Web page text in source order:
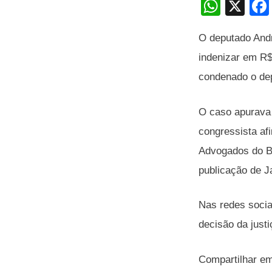
W
at
s
A
p
X
O deputado
indenizar em
condenado o
O caso
congressista
Advogados do
publicação de
Nas redes
decisão da
Compartilhar